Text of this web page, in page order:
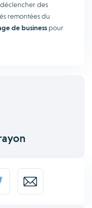
des
remontées du
de business pour